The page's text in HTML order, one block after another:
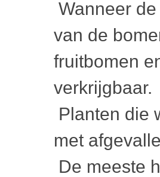
Wanneer
van de
fruitbomen
verkrijgbaar.
Planten die
met
De meeste